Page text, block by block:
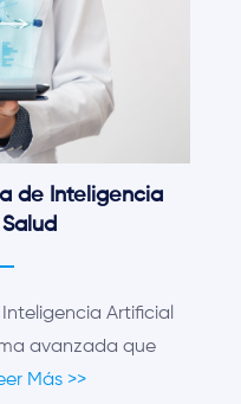
de Inteligencia
Artificial
avanzada que
Más >>